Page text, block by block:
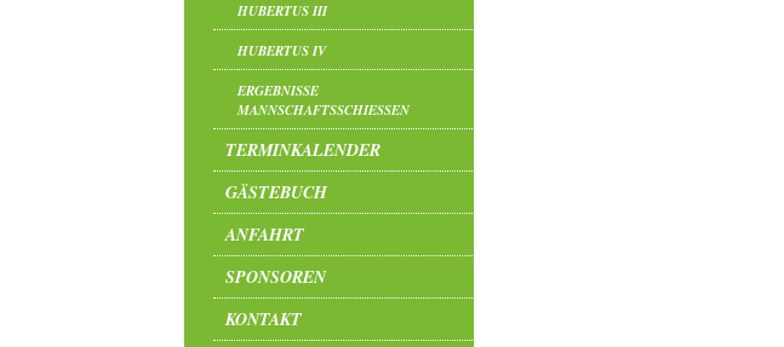
HUBERTUS III
HUBERTUS IV
ERGEBNISSE
MANNSCHAFTSSCHIESSEN
TERMINKALENDER
GÄSTEBUCH
ANFAHRT
SPONSOREN
KONTAKT